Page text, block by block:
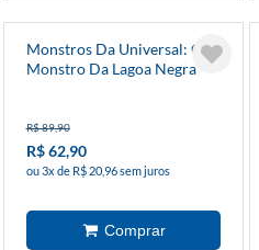
Monstros Da Universal: O
Monstro Da Lagoa Negra
R$ 89,90
R$ 62,90
ou 3x de R$ 20,96 sem juros